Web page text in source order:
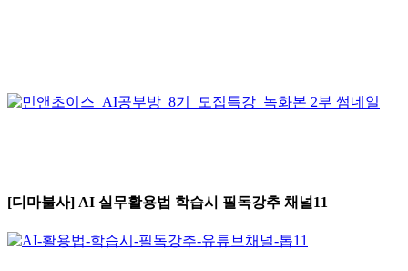
[디마불사] AI 실무활용법 학습시 필독강추 채널11